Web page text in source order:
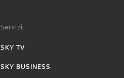
Servizi:
SKY TV
SKY BUSINESS